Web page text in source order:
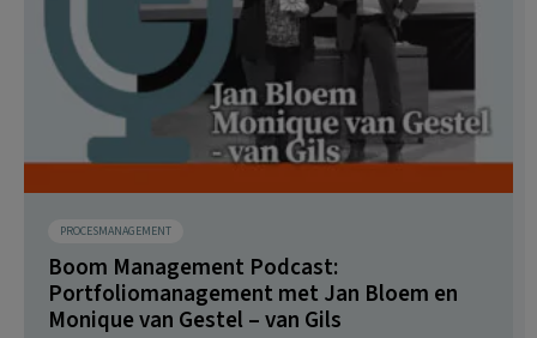
PROCESMANAGEMENT
Boom Management Podcast:
Portfoliomanagement met Jan Bloem en
Monique van Gestel – van Gils